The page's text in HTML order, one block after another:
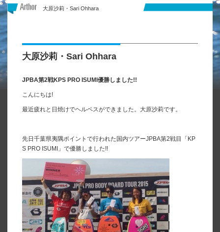
大原沙莉・Sari Ohhara
大原沙莉・Sari Ohhara
JPBA第2戦KPS PRO ISUMI優勝しました!!
こんにちは!
最近疲れと日焼けでヘルペスができました。大原沙莉です。
先日千葉県夷隅ポイントで行われた国内ツアーJPBA第2戦目「KP
S PRO ISUMI」で優勝しました!!